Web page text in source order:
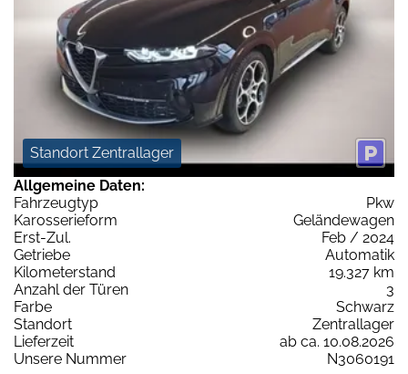
Standort Zentrallager
Allgemeine Daten:
Fahrzeugtyp
Pkw
Karosserieform
Geländewagen
Erst-Zul.
Feb / 2024
Getriebe
Automatik
Kilometerstand
19.327 km
Anzahl der Türen
3
Farbe
Schwarz
Standort
Zentrallager
Lieferzeit
ab ca. 10.08.2026
Unsere Nummer
N3060191